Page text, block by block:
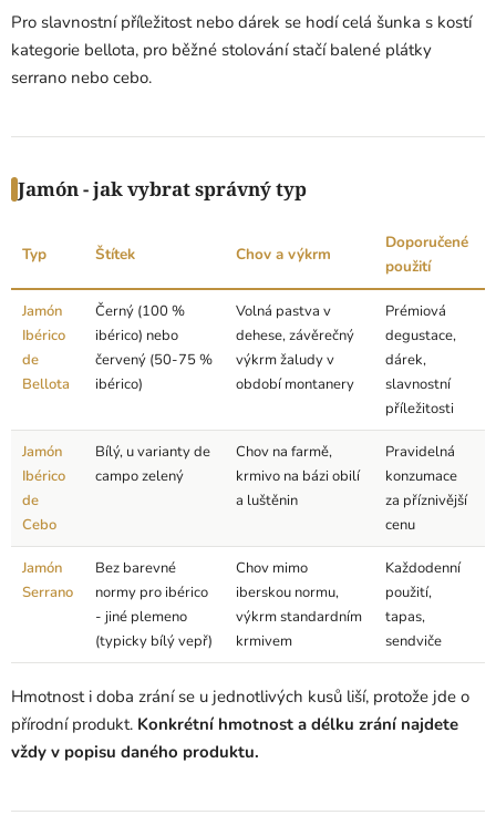
Pro slavnostní příležitost nebo dárek se hodí celá šunka s kostí
kategorie bellota, pro běžné stolování stačí balené plátky
serrano nebo cebo.
Jamón - jak vybrat správný typ
Typ Štítek Chov a výkrm
Doporučené
použití
Jamón
Ibérico
de
Bellota
Černý (100 %
ibérico) nebo
červený (50-75 %
ibérico)
Volná pastva v
dehese, závěrečný
výkrm žaludy v
období montanery
Prémiová
degustace,
dárek,
slavnostní
příležitosti
Jamón
Ibérico
de
Cebo
Bílý, u varianty de
campo zelený
Chov na farmě,
krmivo na bázi obilí
a luštěnin
Pravidelná
konzumace
za příznivější
cenu
Jamón
Serrano
Bez barevné
normy pro ibérico
- jiné plemeno
(typicky bílý vepř)
Chov mimo
iberskou normu,
výkrm standardním
krmivem
Každodenní
použití,
tapas,
sendviče
Hmotnost i doba zrání se u jednotlivých kusů liší, protože jde o
přírodní produkt. Konkrétní hmotnost a délku zrání najdete
vždy v popisu daného produktu.